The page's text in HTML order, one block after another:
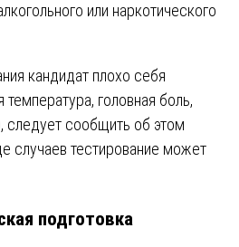
или наркотического
кандидат плохо себя
головная боль,
следует сообщить об этом
случаев тестирование может
подготовка